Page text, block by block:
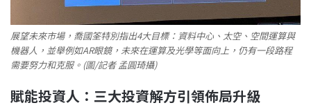
展望未來市場，喬國筌特別指出4大目標：資料中心、太空、空間運算與
機器人，並舉例如AR眼鏡，未來在運算及光學等面向上，仍有一段路程
需要努力和克服。(圖/記者 孟圓琦攝)
賦能投資人：三大投資解方引領佈局升級